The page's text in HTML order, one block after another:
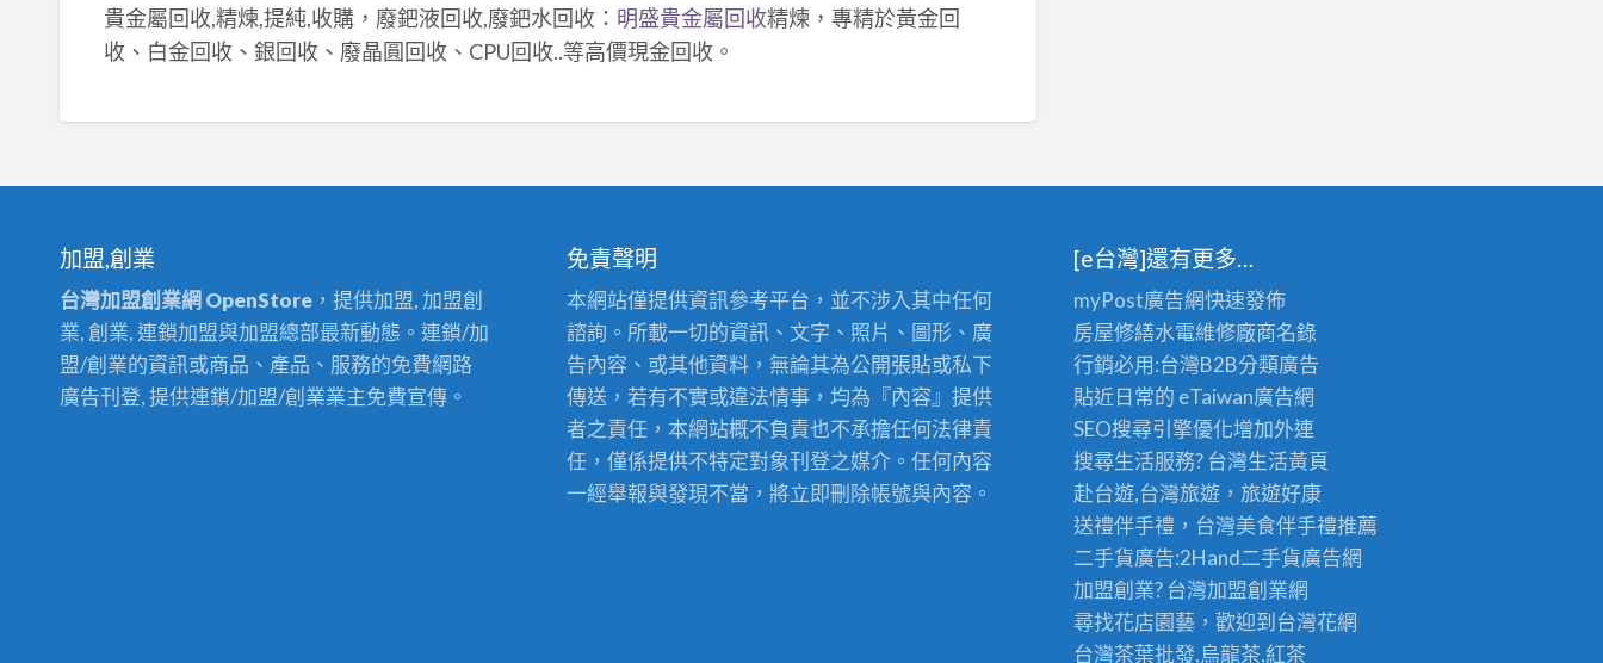
貴金屬回收,精煉,提純,收購，廢鈀液回收,廢鈀水回收： 明盛貴金屬回收精煉，專精於黃金回
收、白金回收、銀回收、廢晶圓回收、CPU回收..等高價現金回收。
加盟,創業
台灣加盟創業網 OpenStore ，提供加盟, 加盟創
業, 創業, 連鎖加盟與加盟總部最新動態。連鎖/加
盟/創業的資訊或商品、產品、服務的免費網路
廣告刊登, 提供連鎖/加盟/創業業主免費宣傳。
免責聲明
本網站僅提供資訊參考平台，並不涉入其中任何
諮詢。所載一切的資訊、文字、照片、圖形、廣
告內容、或其他資料，無論其為公開張貼或私下
傳送，若有不實或違法情事，均為『內容』提供
者之責任，本網站概不負責也不承擔任何法律責
任，僅係提供不特定對象刊登之媒介。任何內容
一經舉報與發現不當，將立即刪除帳號與內容。
[e台灣]還有更多…
myPost廣告網快速發佈
房屋修繕水電維修廠商名錄
行銷必用:台灣B2B分類廣告
貼近日常的 eTaiwan廣告網
SEO搜尋引擎優化增加外連
搜尋生活服務? 台灣生活黃頁
赴台遊,台灣旅遊 ，旅遊好康
送禮伴手禮，台灣美食伴手禮推薦
二手貨廣告:2Hand二手貨廣告網
加盟創業? 台灣加盟創業網
尋找花店園藝，歡迎到 台灣花網
台灣茶葉批發,烏龍茶,紅茶